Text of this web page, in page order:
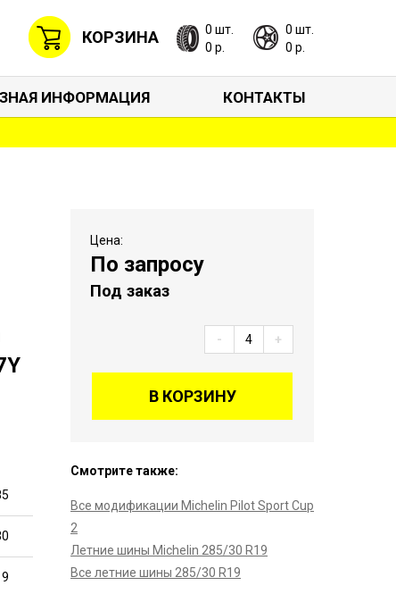
КОРЗИНА
0 шт.
0 р.
0 шт.
0 р.
ИНФОРМАЦИЯ КОНТАКТЫ
Цена:
По запросу
Под заказ
- +
В КОРЗИНУ
Смотрите также:
Все модификации Michelin Pilot Sport Cup
2
Летние шины Michelin 285/30 R19
Все летние шины 285/30 R19